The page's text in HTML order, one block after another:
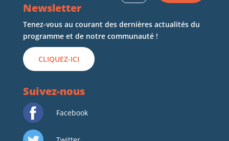
Newsletter
Tenez-vous au courant des dernières actualités du
programme et de notre communauté !
CLIQUEZ-ICI
Suivez-nous
Facebook